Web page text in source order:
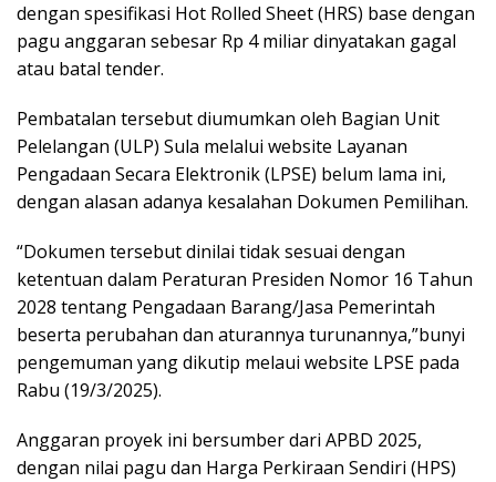
dengan spesifikasi Hot Rolled Sheet (HRS) base dengan
pagu anggaran sebesar Rp 4 miliar dinyatakan gagal
atau batal tender.
Pembatalan tersebut diumumkan oleh Bagian Unit
Pelelangan (ULP) Sula melalui website Layanan
Pengadaan Secara Elektronik (LPSE) belum lama ini,
dengan alasan adanya kesalahan Dokumen Pemilihan.
“Dokumen tersebut dinilai tidak sesuai dengan
ketentuan dalam Peraturan Presiden Nomor 16 Tahun
2028 tentang Pengadaan Barang/Jasa Pemerintah
beserta perubahan dan aturannya turunannya,”bunyi
pengemuman yang dikutip melaui website LPSE pada
Rabu (19/3/2025).
Anggaran proyek ini bersumber dari APBD 2025,
dengan nilai pagu dan Harga Perkiraan Sendiri (HPS)